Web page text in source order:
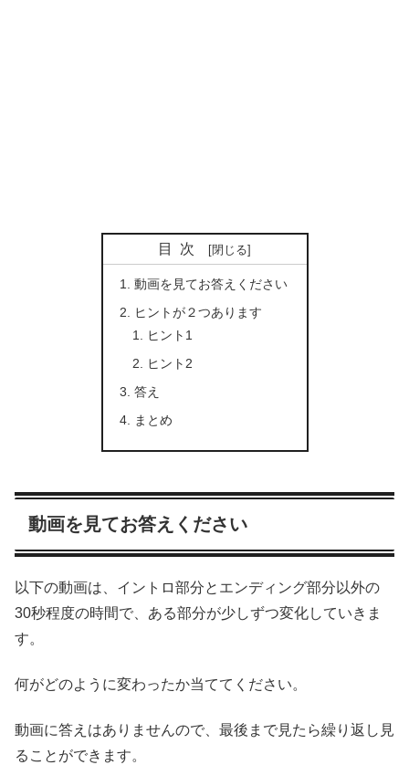
目次
動画を見てお答えください
ヒントが２つあります
ヒント1
ヒント2
答え
まとめ
動画を見てお答えください
以下の動画は、イントロ部分とエンディング部分以外の
30秒程度の時間で、ある部分が少しずつ変化していきま
す。
何がどのように変わったか当ててください。
動画に答えはありませんので、最後まで見たら繰り返し見
ることができます。